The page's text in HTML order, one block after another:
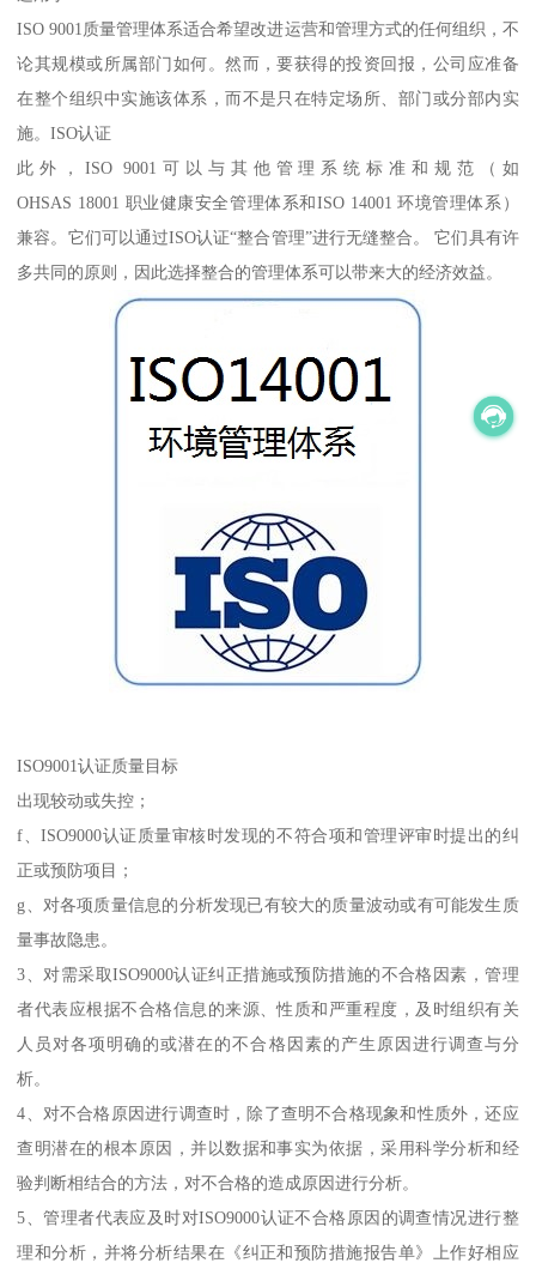
ISO 9001质量管理体系适合希望改进运营和管理方式的任何组织，不
论其规模或所属部门如何。然而，要获得的投资回报，公司应准备
在整个组织中实施该体系，而不是只在特定场所、部门或分部内实
施。ISO认证
此外，ISO 9001可以与其他管理系统标准和规范（如
OHSAS 18001 职业健康安全管理体系和ISO 14001 环境管理体系）
兼容。它们可以通过ISO认证“整合管理”进行无缝整合。 它们具有许
多共同的原则，因此选择整合的管理体系可以带来大的经济效益。
ISO9001认证质量目标
出现较动或失控；
f、ISO9000认证质量审核时发现的不符合项和管理评审时提出的纠
正或预防项目；
g、对各项质量信息的分析发现已有较大的质量波动或有可能发生质
量事故隐患。
3、对需采取ISO9000认证纠正措施或预防措施的不合格因素，管理
者代表应根据不合格信息的来源、性质和严重程度，及时组织有关
人员对各项明确的或潜在的不合格因素的产生原因进行调查与分
析。
4、对不合格原因进行调查时，除了查明不合格现象和性质外，还应
查明潜在的根本原因，并以数据和事实为依据，采用科学分析和经
验判断相结合的方法，对不合格的造成原因进行分析。
5、管理者代表应及时对ISO9000认证不合格原因的调查情况进行整
理和分析，并将分析结果在《纠正和预防措施报告单》上作好相应